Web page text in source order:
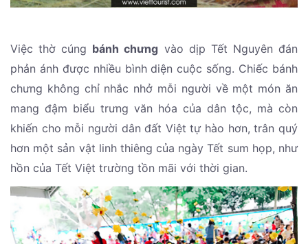
Việc thờ cúng bánh chưng vào dịp Tết Nguyên đán
phản ánh được nhiều bình diện cuộc sống. Chiếc bánh
chưng không chỉ nhắc nhở mỗi người về một món ăn
mang đậm biểu trưng văn hóa của dân tộc, mà còn
khiến cho mỗi người dân đất Việt tự hào hơn, trân quý
hơn một sản vật linh thiêng của ngày Tết sum họp, như
hồn của Tết Việt trường tồn mãi với thời gian.